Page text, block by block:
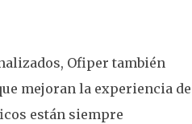
Ofiper también
mejoran la experiencia de
están siempre